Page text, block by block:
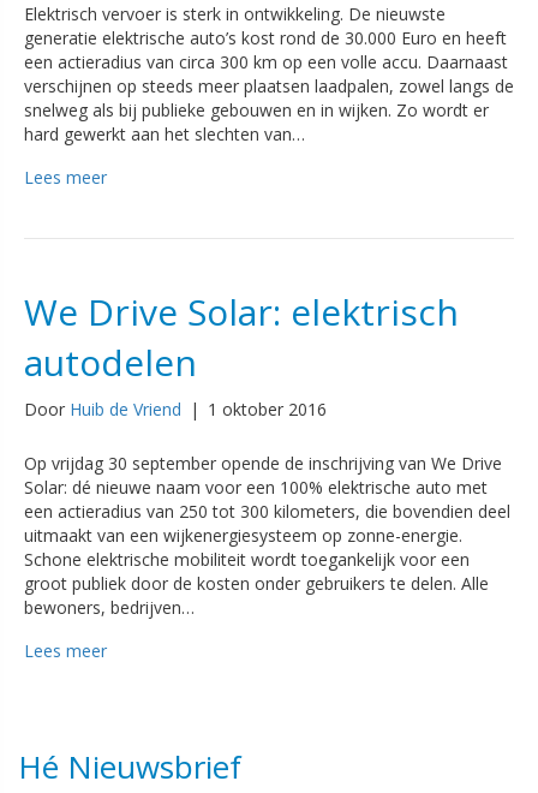
Elektrisch vervoer is sterk in ontwikkeling. De nieuwste
generatie elektrische auto’s kost rond de 30.000 Euro en heeft
een actieradius van circa 300 km op een volle accu. Daarnaast
verschijnen op steeds meer plaatsen laadpalen, zowel langs de
snelweg als bij publieke gebouwen en in wijken. Zo wordt er
hard gewerkt aan het slechten van…
Lees meer
We Drive Solar: elektrisch
autodelen
Door Huib de Vriend | 1 oktober 2016
Op vrijdag 30 september opende de inschrijving van We Drive
Solar: dé nieuwe naam voor een 100% elektrische auto met
een actieradius van 250 tot 300 kilometers, die bovendien deel
uitmaakt van een wijkenergiesysteem op zonne-energie.
Schone elektrische mobiliteit wordt toegankelijk voor een
groot publiek door de kosten onder gebruikers te delen. Alle
bewoners, bedrijven…
Lees meer
Hé Nieuwsbrief